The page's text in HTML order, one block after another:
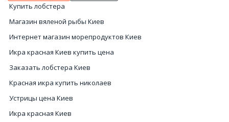
Купить лобстера
Магазин вяленой рыбы Киев
Интернет магазин морепродуктов Киев
Икра красная Киев купить цена
Заказать лобстера Киев
Красная икра купить николаев
Устрицы цена Киев
Икра красная Киев